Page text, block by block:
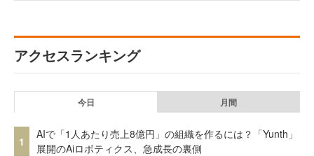
アクセスランキング
今日 月間
1
AIで「1人あたり売上8億円」の組織を作るには？「Yunth」
展開のAiロボティクス、急成長の裏側